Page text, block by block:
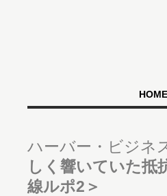
HOME
ハーバー・ビジネ
しく響いていた抵
線ルポ2＞